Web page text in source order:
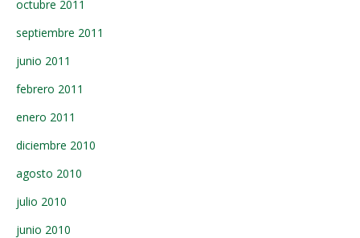
octubre 2011
septiembre 2011
junio 2011
febrero 2011
enero 2011
diciembre 2010
agosto 2010
julio 2010
junio 2010